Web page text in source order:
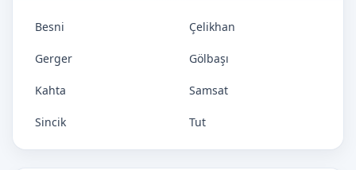
Besni Çelikhan
Gerger Gölbaşı
Kahta Samsat
Sincik Tut